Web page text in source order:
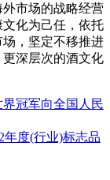
外市场的战略经营
文化为己任，依托
，坚定不移推进
、更深层次的酒文化
世界冠军向全国人民
年度(行业)标志品